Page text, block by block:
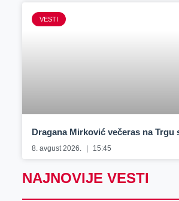
VESTI
Dragana Mirković večeras na Trgu
8. avgust 2026. 15:45
NAJNOVIJE VESTI